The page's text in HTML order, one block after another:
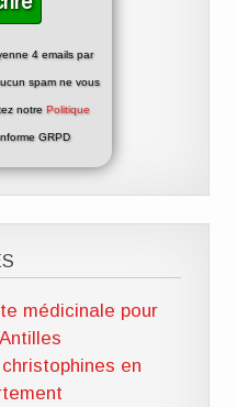
4 emails par
spam ne vous
notre Politique
GRPD
médicinale pour
en